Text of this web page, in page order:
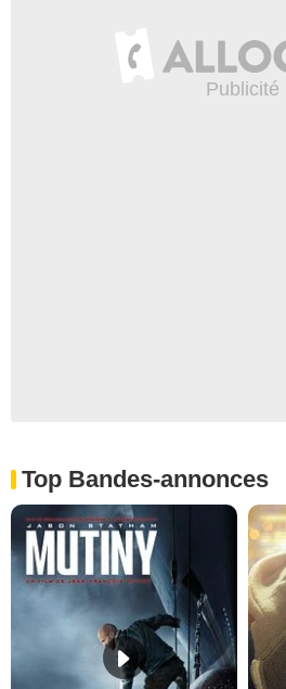
Top Bandes-annonces